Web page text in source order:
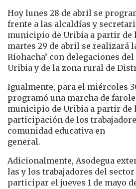
Hoy lunes 28 de abril se
frente a las alcaldías y
municipio de Uribia a partir de
martes 29 de abril se realizará
Riohacha’ con delegaciones
Uribia y de la zona rural de
Igualmente, para el miércoles
programó una marcha de
municipio de Uribia a partir de
participación de los
comunidad educativa en
general.
Adicionalmente, Asodegua
las y los trabajadores del sector
participar el jueves 1 de mayo